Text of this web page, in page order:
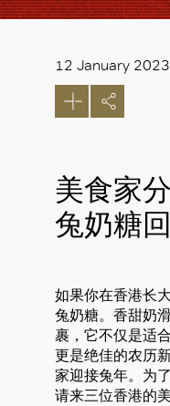
12 January 2023
美食家
兔奶糖
如果你在香港长
兔奶糖。香甜奶
裹，它不仅是适
更是绝佳的农历
家迎接兔年。为
请来三位香港的